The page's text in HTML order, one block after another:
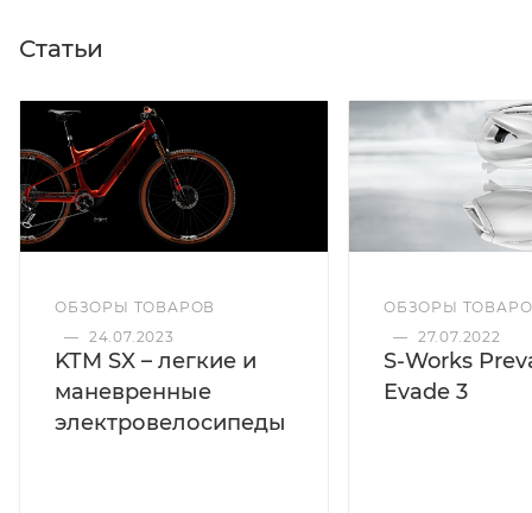
Статьи
ОБЗОРЫ ТОВАРОВ
— 24.07.2023
KTM SX – легкие и
маневренные
электровелосипеды
ОБЗОРЫ
— 27.07.2022
S-Works
Evade 3